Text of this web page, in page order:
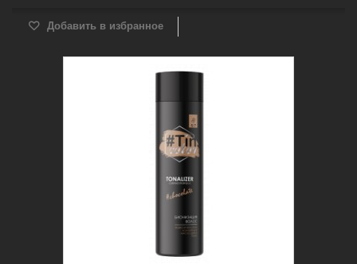
Добавить в избранное